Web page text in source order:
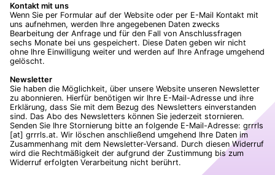
Kontakt mit uns
Wenn Sie per Formular auf der Website oder per E-Mail Kontakt mit
uns aufnehmen, werden Ihre angegebenen Daten zwecks
Bearbeitung der Anfrage und für den Fall von Anschlussfragen
sechs Monate bei uns gespeichert. Diese Daten geben wir nicht
ohne Ihre Einwilligung weiter und werden auf Ihre Anfrage umgehend
gelöscht.
Newsletter
Sie haben die Möglichkeit, über unsere Website unseren Newsletter
zu abonnieren. Hierfür benötigen wir Ihre E-Mail-Adresse und ihre
Erklärung, dass Sie mit dem Bezug des Newsletters einverstanden
sind. Das Abo des Newsletters können Sie jederzeit stornieren.
Senden Sie Ihre Stornierung bitte an folgende E-Mail-Adresse: grrrls
[at] grrrls.at. Wir löschen anschließend umgehend Ihre Daten im
Zusammenhang mit dem Newsletter-Versand. Durch diesen Widerruf
wird die Rechtmäßigkeit der aufgrund der Zustimmung bis zum
Widerruf erfolgten Verarbeitung nicht berührt.